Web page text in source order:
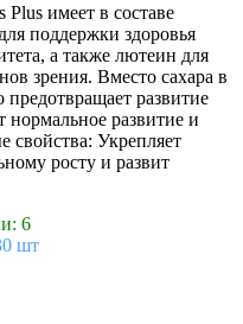
имеет в составе
поддержки здоровья
а также лютеин для
зрения. Вместо сахара в
предотвращает развитие
развитие и
свойства: Укрепляет
росту и развит
6
шт